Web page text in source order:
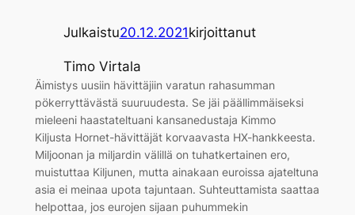
Julkaistu20.12.2021kirjoittanut
Timo Virtala
Äimistys uusiin hävittäjiin varatun rahasumman
pökerryttävästä suuruudesta. Se jäi päällimmäiseksi
mieleeni haastateltuani kansanedustaja Kimmo
Kiljusta Hornet-hävittäjät korvaavasta HX-hankkeesta.
Miljoonan ja miljardin välillä on tuhatkertainen ero,
muistuttaa Kiljunen, mutta ainakaan euroissa ajateltuna
asia ei meinaa upota tajuntaan. Suhteuttamista saattaa
helpottaa, jos eurojen sijaan puhummekin